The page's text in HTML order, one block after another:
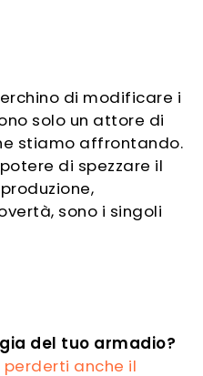
di modificare i
solo un attore di
stiamo affrontando.
di spezzare il
sono i singoli
del tuo armadio?
perderti anche il